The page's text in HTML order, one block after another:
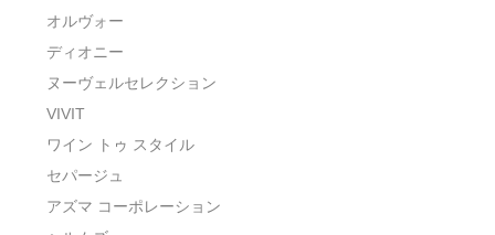
オルヴォー
ディオニー
ヌーヴェルセレクション
VIVIT
ワイン トゥ スタイル
セパージュ
アズマ コーポレーション